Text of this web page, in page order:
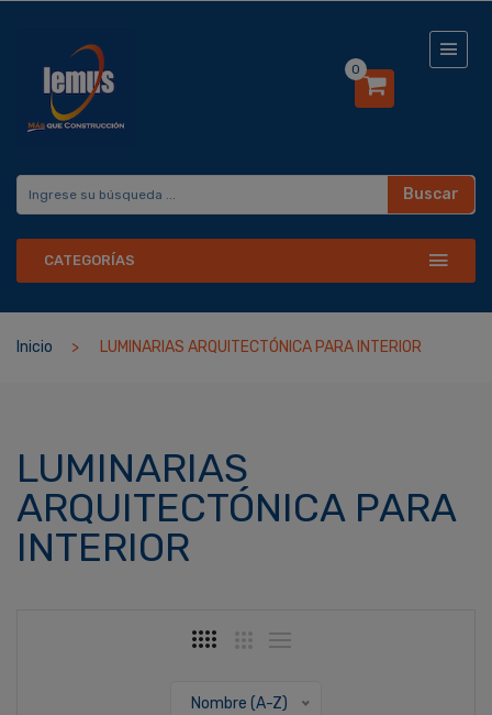
0
Buscar
CATEGORÍAS
Inicio LUMINARIAS ARQUITECTÓNICA PARA INTERIOR
LUMINARIAS
ARQUITECTÓNICA PARA
INTERIOR
Nombre (A-Z)